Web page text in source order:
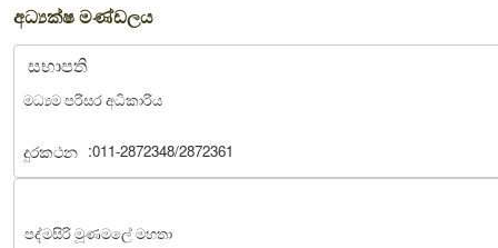
අධ්‍යක්ෂ මණ්ඩලය
සභාපති
මධ්‍යම පරිසර අධිකාරිය
දුරකථන :011-2872348/2872361
පද්මසිරි මූණමලේ මහතා